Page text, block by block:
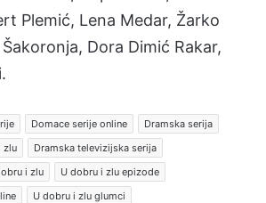
Plemić, Lena Medar, Žarko
Dora Dimić Rakar,
Domace serije online
Dramska serija
zlu
Dramska televizijska serija
i zlu
U dobru i zlu epizode
U dobru i zlu glumci